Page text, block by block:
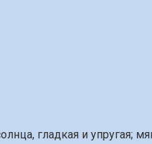
гладкая и упругая;